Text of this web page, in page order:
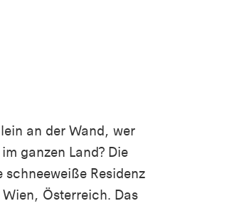
an der Wand, wer
ganzen Land? Die
schneeweiße Residenz
Österreich. Das